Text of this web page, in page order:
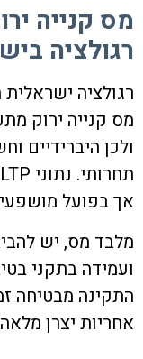
רגולציה
רגולציה
מס קנייה ירוק
ולכן היברידיים
אך בפועל
מלבד מס, יש
ועמידה בתקני
התקינה מבטיחה
אחריות יצרן